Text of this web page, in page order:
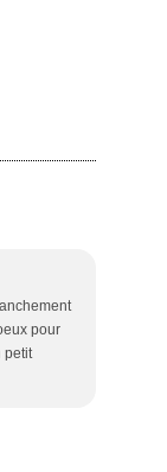
pour
petit